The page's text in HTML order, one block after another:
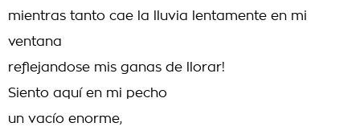
mientras tanto cae la lluvia lentamente en mi
ventana
reflejandose mis ganas de llorar!
Siento aquí en mi pecho
un vacío enorme,